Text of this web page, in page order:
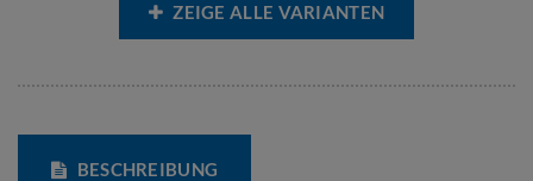
ZEIGE ALLE VARIANTEN
BESCHREIBUNG